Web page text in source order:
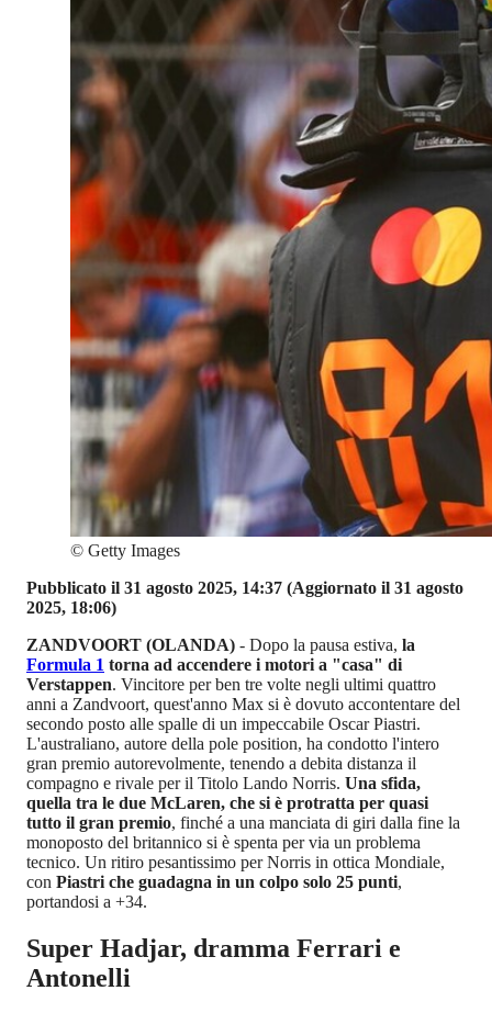
© Getty Images
Pubblicato il 31 agosto 2025, 14:37 (Aggiornato il 31 agosto
2025, 18:06)
ZANDVOORT (OLANDA) - Dopo la pausa estiva, la
Formula 1 torna ad accendere i motori a "casa" di
Verstappen. Vincitore per ben tre volte negli ultimi quattro
anni a Zandvoort, quest'anno Max si è dovuto accontentare del
secondo posto alle spalle di un impeccabile Oscar Piastri.
L'australiano, autore della pole position, ha condotto l'intero
gran premio autorevolmente, tenendo a debita distanza il
compagno e rivale per il Titolo Lando Norris. Una sfida,
quella tra le due McLaren, che si è protratta per quasi
tutto il gran premio, finché a una manciata di giri dalla fine la
monoposto del britannico si è spenta per via un problema
tecnico. Un ritiro pesantissimo per Norris in ottica Mondiale,
con Piastri che guadagna in un colpo solo 25 punti,
portandosi a +34.
Super Hadjar, dramma Ferrari e
Antonelli